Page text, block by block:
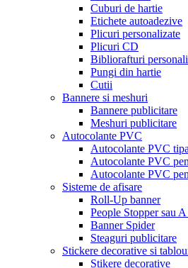
Cuburi de hartie
Etichete autoadezive
Plicuri personalizate
Plicuri CD
Bibliorafturi
Pungi din hartie
Cutii
Bannere si meshuri
Bannere publicitare
Meshuri publicitare
Autocolante PVC
Autocolante PVC
Autocolante PVC
Autocolante PVC
Sisteme de afisare
Roll-Up banner
People Stopper sau
Banner Spider
Steaguri publicitare
Stickere decorative si
Stikere decorative